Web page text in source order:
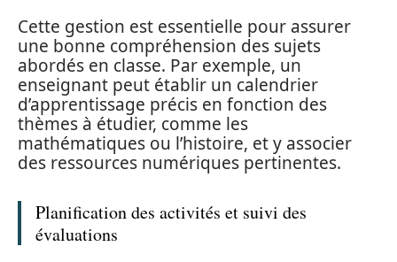
Cette gestion est essentielle pour assurer
une bonne compréhension des sujets
abordés en classe. Par exemple, un
enseignant peut établir un calendrier
d’apprentissage précis en fonction des
thèmes à étudier, comme les
mathématiques ou l’histoire, et y associer
des ressources numériques pertinentes.
Planification des activités et suivi des
évaluations